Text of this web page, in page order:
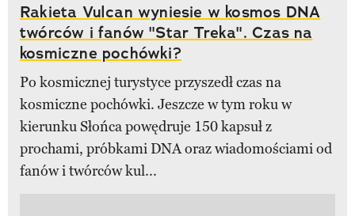
Rakieta Vulcan wyniesie w kosmos DNA
twórców i fanów "Star Treka". Czas na
kosmiczne pochówki?
Po kosmicznej turystyce przyszedł czas na
kosmiczne pochówki. Jeszcze w tym roku w
kierunku Słońca powędruje 150 kapsuł z
prochami, próbkami DNA oraz wiadomościami od
fanów i twórców kul...